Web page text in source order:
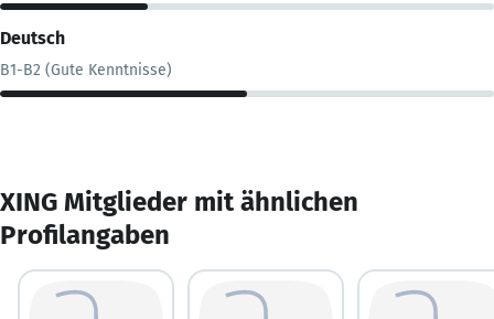
Deutsch
B1-B2 (Gute Kenntnisse)
XING Mitglieder mit ähnlichen
Profilangaben